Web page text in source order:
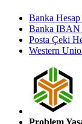
Banka Hesap
Banka IBAN
Posta Çeki
Western